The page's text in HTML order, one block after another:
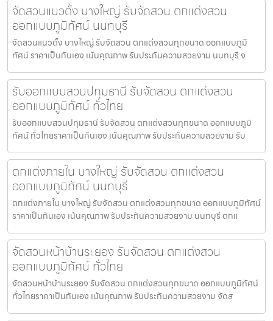
จัดสวนแนวตั้ง บางใหญ่ รับจัดสวน ตกแต่งสวน
ออกแบบภูมิทัศน์ นนทบุรี
จัดสวนแนวตั้ง บางใหญ่ รับจัดสวน ตกแต่งสวนทุกขนาด ออกแบบภูมิ
ทัศน์ ราคาเป็นกันเอง เน้นคุณภาพ รับประกันความสวยงาม นนทบุรี จ
รับออกแบบสวนปทุมธานี รับจัดสวน ตกแต่งสวน
ออกแบบภูมิทัศน์ ทั่วไทย
รับออกแบบสวนปทุมธานี รับจัดสวน ตกแต่งสวนทุกขนาด ออกแบบภูมิ
ทัศน์ ทั่วไทยราคาเป็นกันเอง เน้นคุณภาพ รับประกันความสวยงาม รับ
ตกแต่งภายใน บางใหญ่ รับจัดสวน ตกแต่งสวน
ออกแบบภูมิทัศน์ นนทบุรี
ตกแต่งภายใน บางใหญ่ รับจัดสวน ตกแต่งสวนทุกขนาด ออกแบบภูมิทัศน์
ราคาเป็นกันเอง เน้นคุณภาพ รับประกันความสวยงาม นนทบุรี ตกแ
จัดสวนหน้าบ้านระยอง รับจัดสวน ตกแต่งสวน
ออกแบบภูมิทัศน์ ทั่วไทย
จัดสวนหน้าบ้านระยอง รับจัดสวน ตกแต่งสวนทุกขนาด ออกแบบภูมิทัศน์
ทั่วไทยราคาเป็นกันเอง เน้นคุณภาพ รับประกันความสวยงาม จัดส